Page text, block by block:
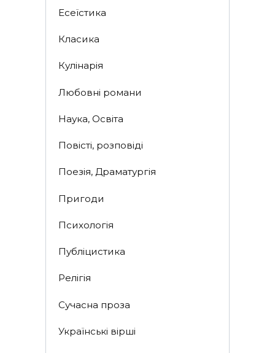
Есеїстика
Класика
Кулінарія
Любовні романи
Наука, Освіта
Повісті, розповіді
Поезія, Драматургія
Пригоди
Психологія
Публіцистика
Релігія
Сучасна проза
Українські вірші